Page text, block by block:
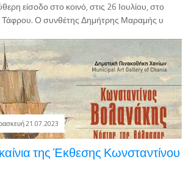
είσοδο στο κοινό, στις 26 Ιουλίου, στο
Τάφρου. Ο συνθέτης Δημήτρης Μαραμής υ
21.07.2023
της Έκθεσης Κωνσταντίνου